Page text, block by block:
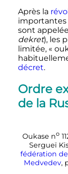
Après la
sont
dekret), les
limitée, «
décret.
Ordre
de la
Oukase no
Sergueï
fédération
Medvedev,